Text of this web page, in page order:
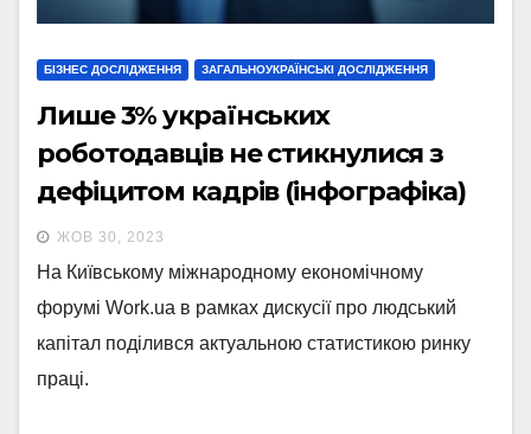
БІЗНЕС ДОСЛІДЖЕННЯ ЗАГАЛЬНОУКРАЇНСЬКІ ДОСЛІДЖЕННЯ
Лише 3% українських
роботодавців не стикнулися з
дефіцитом кадрів (інфографіка)
ЖОВ 30, 2023
На Київському міжнародному економічному
форумі Work.ua в рамках дискусії про людський
капітал поділився актуальною статистикою ринку
праці.